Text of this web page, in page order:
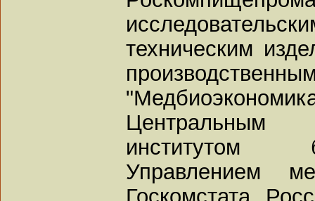
техническим
Центральным
институтом
Управлением
Госкомстата